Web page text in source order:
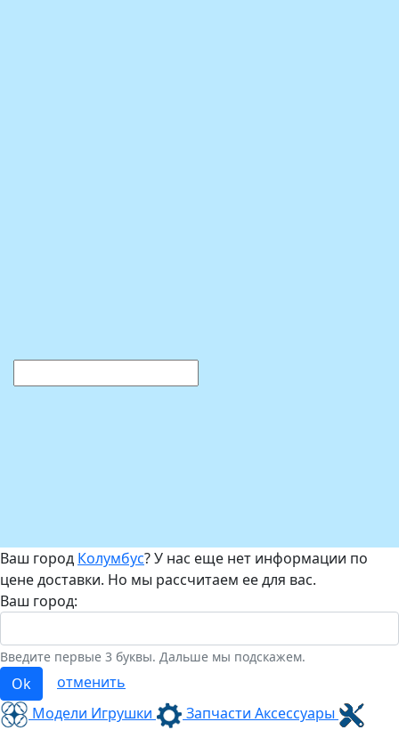
Ваш город Колумбус? У нас еще нет информации по
цене доставки. Но мы рассчитаем ее для вас.
Ваш город:
Введите первые 3 буквы. Дальше мы подскажем.
Ok
отменить
Модели Игрушки
Запчасти Аксессуары